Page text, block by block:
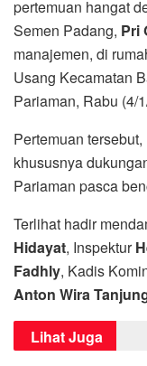
pertemuan hangat
Semen Padang, Pri
manajemen, di
Usang Kecamatan
Pariaman, Rabu (4/
Pertemuan
khususnya
Pariaman pasca
Terlihat hadir
Hidayat, Inspektur
Fadhly, Kadis
Anton Wira
Lihat Juga